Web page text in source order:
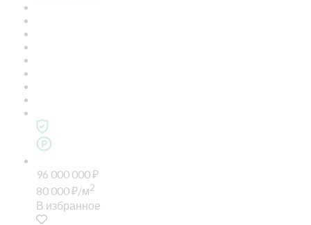
96 000 000₽
80 000₽/м2
В избранное